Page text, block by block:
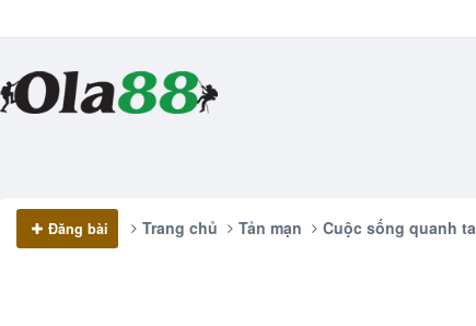
Đăng bài Trang chủ Tản mạn Cuộc sống quanh ta